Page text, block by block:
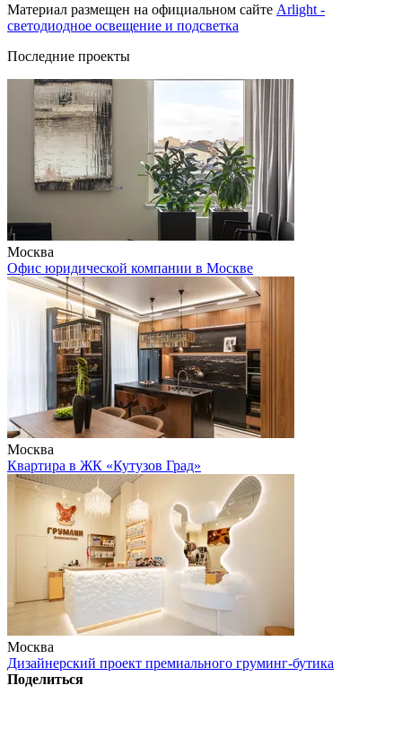
Материал размещен на официальном сайте Arlight -
светодиодное освещение и подсветка
Последние проекты
Москва
Офис юридической компании в Москве
Москва
Квартира в ЖК «Кутузов Град»
Москва
Дизайнерский проект премиального груминг-бутика
Поделиться